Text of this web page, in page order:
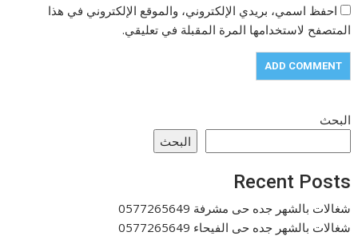
احفظ اسمي، بريدي الإلكتروني، والموقع الإلكتروني في هذا
المتصفح لاستخدامها المرة المقبلة في تعليقي.
البحث
البحث
Recent Posts
شغالات بالشهر جده حى مشرفة 0577265649
شغالات بالشهر جده حى الفيحاء 0577265649